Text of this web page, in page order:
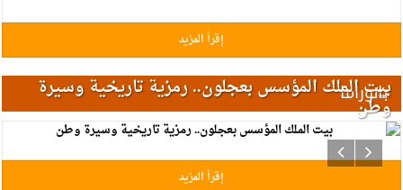
إقرأ المزيد
بانوراما
بيت الملك المؤسس بعجلون.. رمزية تاريخية وسيرة
وطن
إقرأ المزيد